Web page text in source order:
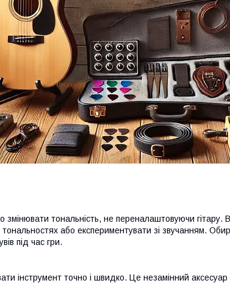
тональність, не переналаштовуючи гітару.
тональностях або експериментувати зі звучанням.
під час гри.
інструмент точно і швидко. Це незамінний аксесуар